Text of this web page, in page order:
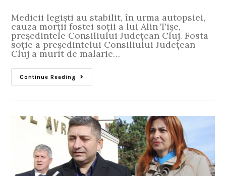
Medicii legiști au stabilit, în urma autopsiei,
cauza morții fostei soții a lui Alin Tișe,
președintele Consiliului Județean Cluj. Fosta
soție a președintelui Consiliului Județean
Cluj a murit de malarie…
Continue Reading